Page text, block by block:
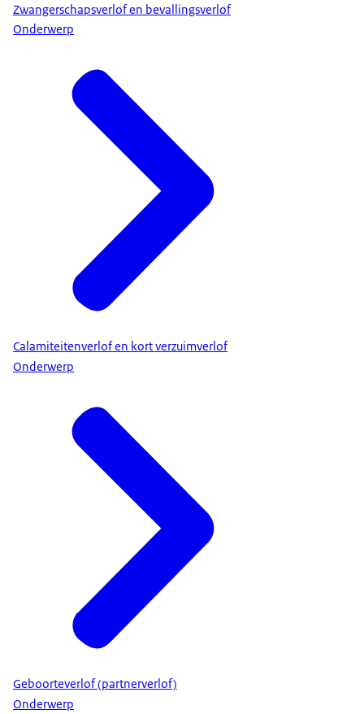
Zwangerschapsverlof en bevallingsverlof
Onderwerp
Calamiteitenverlof en kort verzuimverlof
Onderwerp
Geboorteverlof (partnerverlof)
Onderwerp